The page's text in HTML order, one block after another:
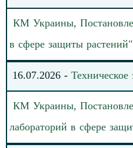
КМ Украины,
в сфере защиты растений"
16.07.2026 - Техническое
КМ Украины,
лабораторий в сфере